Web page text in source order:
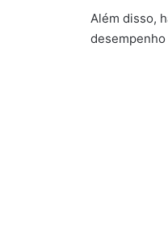
Além disso,